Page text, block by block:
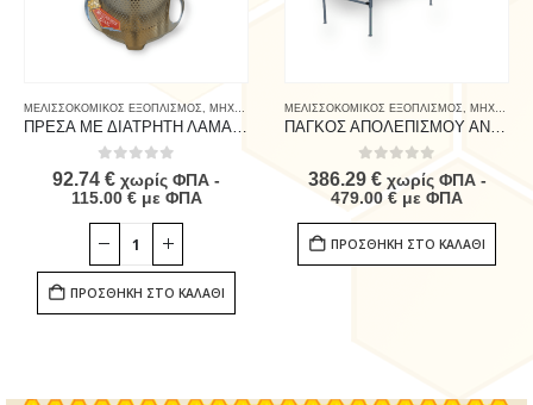
ΜΕΛΙΣΣΟΚΟΜΙΚΟΣ ΕΞΟΠΛΙΣΜΟΣ, ΜΗΧΑΝΗΜΑΤΑ - ΑΝΤΑΛΛΑΚΤΙΚΑ
ΠΡΕΣΑ ΜΕ ΔΙΑΤΡΗΤΗ ΛΑΜΑΡΙΝΑ
0out of 5
92.74 € χωρίς ΦΠΑ -
115.00 €με ΦΠΑ
ΠΡΟΣΘΉΚΗ ΣΤΟ ΚΑΛΆΘΙ
ΜΕΛΙΣΣΟΚΟΜΙΚΟΣ ΕΞΟΠΛΙΣΜΟΣ, ΜΗΧΑΝΗΜΑΤΑ - ΑΝΤΑΛΛΑΚΤΙΚΑ
ΠΑΓΚΟΣ ΑΠΟΛΕΠΙΣΜΟΥ ΑΝΟΞΕΙΔΩΤΟΣ
0 out of 5
386.29 € χωρίς ΦΠΑ -
479.00 € με ΦΠΑ
ΠΡΟΣΘΉΚΗ ΣΤΟ ΚΑΛΆΘΙ